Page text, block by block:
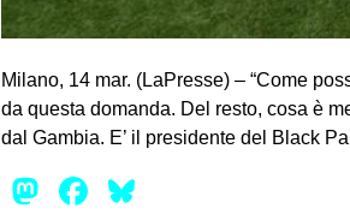
Milano, 14 mar. (LaPresse) – “Come
da questa domanda. Del resto, cosa è
dal Gambia. E’ il presidente del Black
Mastodon
Facebook